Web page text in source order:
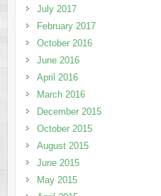
July 2017
February 2017
October 2016
June 2016
April 2016
March 2016
December 2015
October 2015
August 2015
June 2015
May 2015